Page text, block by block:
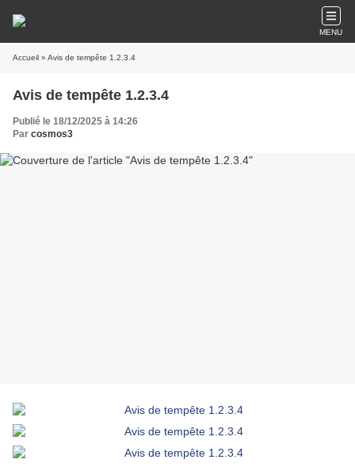
MENU
Accueil » Avis de tempête 1.2.3.4
Avis de tempête 1.2.3.4
Publié le 18/12/2025 à 14:26
Par cosmos3